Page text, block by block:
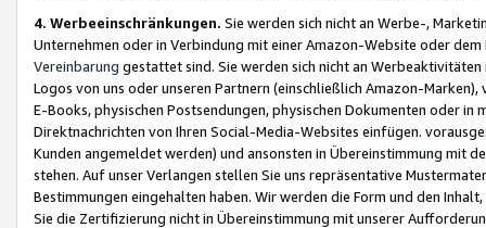
4. Werbeeinschränkungen. Sie werden sich nicht an Werbe-,
Unternehmen oder in Verbindung mit einer Amazon-Website oder
Vereinbarung gestattet sind. Sie werden sich nicht an
Logos von uns oder unseren Partnern (einschließlich Amazon-
E-Books, physischen Postsendungen, physischen Dokumenten oder in
Direktnachrichten von Ihren Social-Media-Websites einfügen.
Kunden angemeldet werden) und ansonsten in Übereinstimmung mit
stehen. Auf unser Verlangen stellen Sie uns repräsentative
Bestimmungen eingehalten haben. Wir werden die Form und den
Sie die Zertifizierung nicht in Übereinstimmung mit unserer